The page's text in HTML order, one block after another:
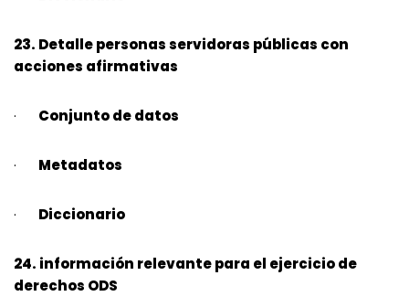
23. Detalle personas servidoras públicas con
acciones afirmativas
· Conjunto de datos
· Metadatos
· Diccionario
24. información relevante para el ejercicio de
derechos ODS